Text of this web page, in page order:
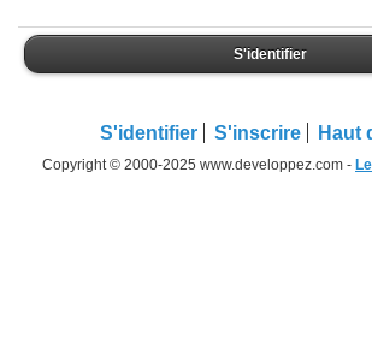
S'identifier
S'identifier S'inscrire Haut
Copyright © 2000-2025 www.developpez.com -